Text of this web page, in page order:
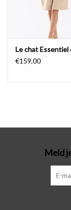
Le chat Essentiel
€159,00
Meld